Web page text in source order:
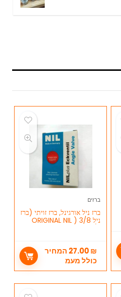
ברזים
ברז ניל אורגינל, ברז זויתי (ברז
ניל ORIGINAL NIL ) 3/8
27.00₪
המחיר
כולל מעמ